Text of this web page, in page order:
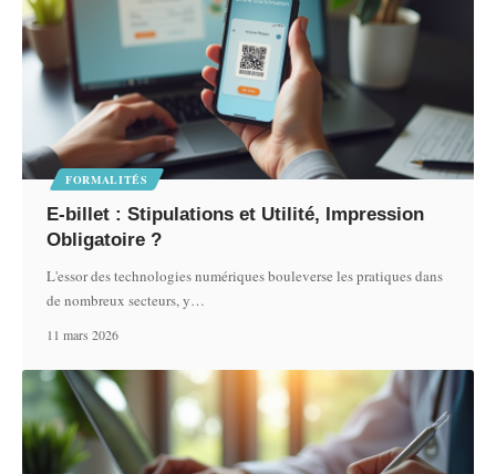
FORMALITÉS
E-billet : Stipulations et Utilité, Impression
Obligatoire ?
L'essor des technologies numériques bouleverse les pratiques dans
de nombreux secteurs, y…
11 mars 2026